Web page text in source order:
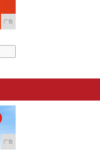
广告
广告